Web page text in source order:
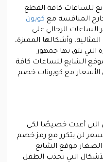
للساعات كافة القطع
المنافسة مع كوبون
الساعات الرجالي على
وأشكالها المميزة،
التي يثق بها جمهور
الشايع للساعات كافة
الأسعار مع كوبونات خصم
التي أعدت خصيصًا لكي
لن يتكرر مع رمز خصم
موقع الشايع
التي تجذب الطفل